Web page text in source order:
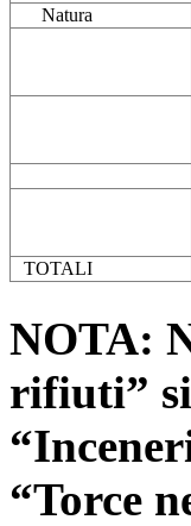
Natura
TOTALI
NOTA:
rifiuti” si
“Torce